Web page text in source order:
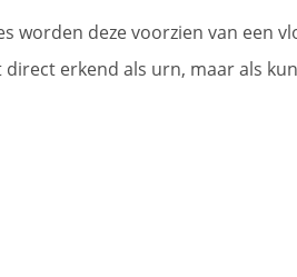
deze voorzien van een
erkend als urn, maar als